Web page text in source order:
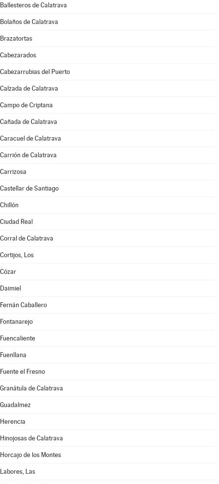
Ballesteros de Calatrava
Bolaños de Calatrava
Brazatortas
Cabezarados
Cabezarrubias del Puerto
Calzada de Calatrava
Campo de Criptana
Cañada de Calatrava
Caracuel de Calatrava
Carrión de Calatrava
Carrizosa
Castellar de Santiago
Chillón
Ciudad Real
Corral de Calatrava
Cortijos, Los
Cózar
Daimiel
Fernán Caballero
Fontanarejo
Fuencaliente
Fuenllana
Fuente el Fresno
Granátula de Calatrava
Guadalmez
Herencia
Hinojosas de Calatrava
Horcajo de los Montes
Labores, Las